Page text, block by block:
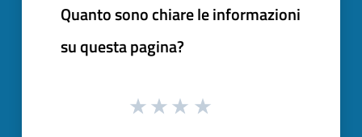
Quanto sono chiare le informazioni
su questa pagina?